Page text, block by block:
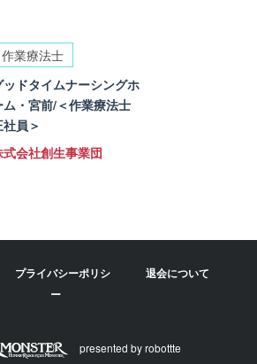
作業療法士
ッドタイムナーシングホ
ム・宮前/＜作業療法士
社員＞
式会社創生事業団
プライバシーポリシ
ー
退会について
presented by robottte